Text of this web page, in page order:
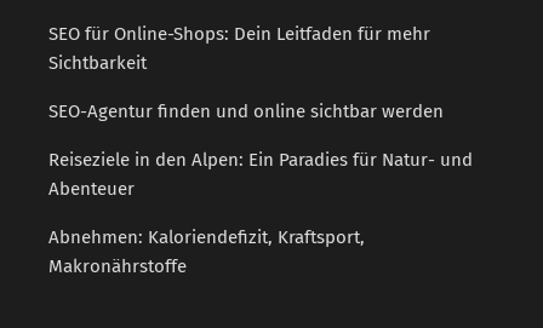
SEO für Online-Shops: Dein Leitfaden für mehr
Sichtbarkeit
SEO-Agentur finden und online sichtbar werden
Reiseziele in den Alpen: Ein Paradies für Natur- und
Abenteuer
Abnehmen: Kaloriendefizit, Kraftsport,
Makronährstoffe